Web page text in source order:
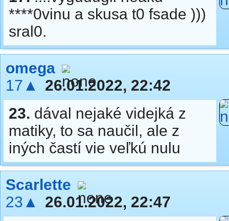
****0vinu a skusa t0 fsade )))
sral0.
omega
17▲
26.01.2022, 22:42
23. dával nejaké videjká z
matiky, to sa naučil, ale z
iných častí vie veľkú nulu
Scarlette
23▲
26.01.2022, 22:47